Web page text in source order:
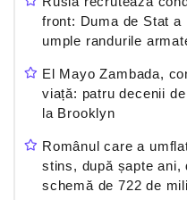
front: Duma de Stat a
umple randurile
El Mayo Zambada,
viață: patru decenii
la Brooklyn
Românul care a
stins, după șapte
schemă de 722 de